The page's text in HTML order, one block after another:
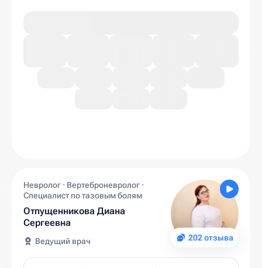
202 отзыва
Невролог · Вертеброневролог ·
Специалист по тазовым болям
Отпущенникова Диана
Сергеевна
Ведущий врач